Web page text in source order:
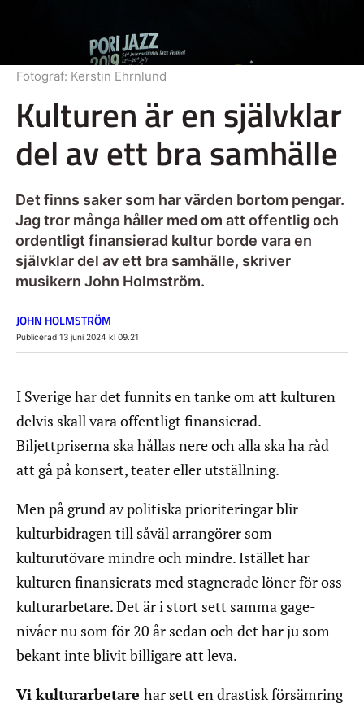
Kulturen är en självklar
del av ett bra samhälle
Det finns saker som har värden bortom pengar.
Jag tror många håller med om att offentlig och
ordentligt finansierad kultur borde vara en
självklar del av ett bra samhälle, skriver
musikern John Holmström.
Fotograf: Kerstin Ehrnlund
JOHN HOLMSTRÖM
Publicerad 13 juni 2024 kl 09.21
I Sverige har det funnits en tanke om att kulturen
delvis skall vara offentligt finansierad.
Biljettpriserna ska hållas nere och alla ska ha råd
att gå på konsert, teater eller utställning.
Men på grund av politiska prioriteringar blir
kulturbidragen till såväl arrangörer som
kulturutövare mindre och mindre. Istället har
kulturen finansierats med stagnerade löner för oss
kulturarbetare. Det är i stort sett samma gage-
nivåer nu som för 20 år sedan och det har ju som
bekant inte blivit billigare att leva.
Vi kulturarbetare har sett en drastisk försämring